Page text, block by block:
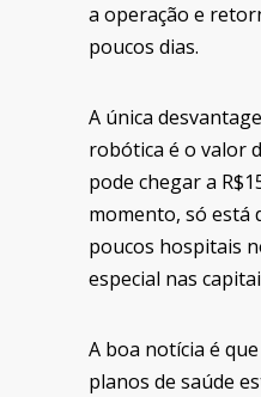
a operação e
poucos dias.
A única
robótica é o valor
pode chegar a
momento, só está
poucos hospitais
especial nas
A boa notícia é
planos de saúde